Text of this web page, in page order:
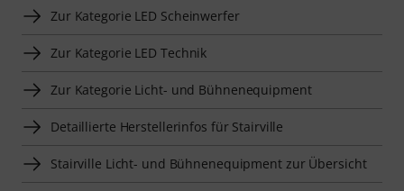
Zur Kategorie LED Scheinwerfer
Zur Kategorie LED Technik
Zur Kategorie Licht- und Bühnenequipment
Detaillierte Herstellerinfos für Stairville
Stairville Licht- und Bühnenequipment zur Übersicht